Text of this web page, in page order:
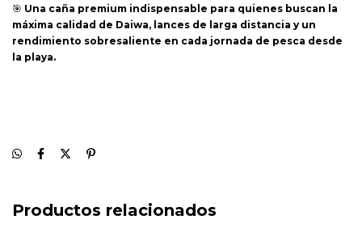
🎯 Una caña premium indispensable para quienes buscan la
máxima calidad de Daiwa, lances de larga distancia y un
rendimiento sobresaliente en cada jornada de pesca desde
la playa.
Productos relacionados